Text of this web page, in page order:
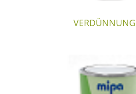
VERDÜNNUNG